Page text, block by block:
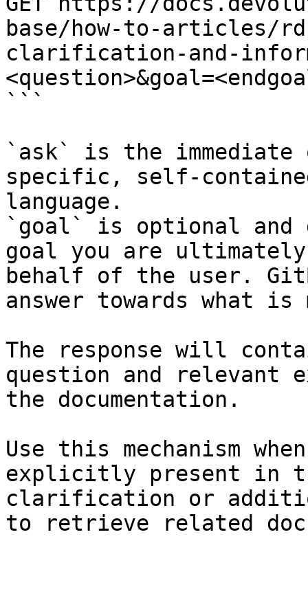
base/how-to-articles/
clarification-and-
```
`ask` is the
specific, self-
language.
`goal` is optional and
goal you are
behalf of the user.
answer towards what
The response will
question and relevant
the documentation.
Use this mechanism
explicitly present in
clarification or